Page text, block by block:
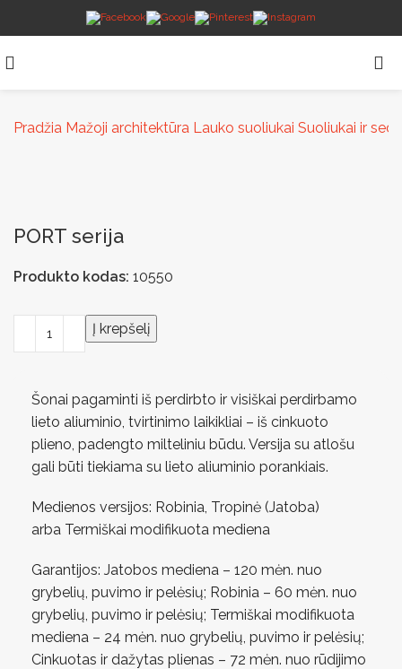
Pradžia Mažoji architektūra Lauko suoliukai Suoliukai ir
PORT serija
Produkto kodas: 10550
Į krepšelį
Šonai pagaminti iš perdirbto ir visiškai perdirbamo
lieto aliuminio, tvirtinimo laikikliai – iš cinkuoto
plieno, padengto milteliniu būdu. Versija su atlošu
gali būti tiekiama su lieto aliuminio porankiais.
Medienos versijos: Robinia, Tropinė (Jatoba)
arba Termiškai modifikuota mediena
Garantijos: Jatobos mediena – 120 mėn. nuo
grybelių, puvimo ir pelėsių; Robinia – 60 mėn. nuo
grybelių, puvimo ir pelėsių; Termiškai modifikuota
mediena – 24 mėn. nuo grybelių, puvimo ir pelėsių;
Cinkuotas ir dažytas plienas – 72 mėn. nuo rūdijimo